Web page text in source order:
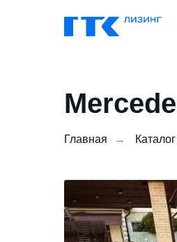
Главная → Каталог